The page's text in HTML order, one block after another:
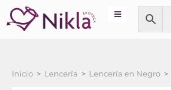
Inicio > Lencería > Lencería en Negro >